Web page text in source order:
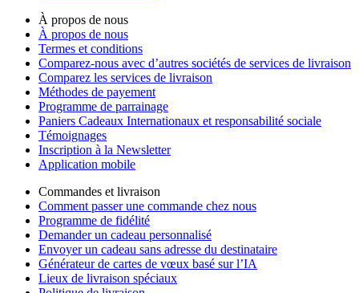
À propos de nous
À propos de nous
Termes et conditions
Comparez-nous avec d’autres sociétés de services de livraison
Comparez les services de livraison
Méthodes de payement
Programme de parrainage
Paniers Cadeaux Internationaux et responsabilité sociale
Témoignages
Inscription à la Newsletter
Application mobile
Commandes et livraison
Comment passer une commande chez nous
Programme de fidélité
Demander un cadeau personnalisé
Envoyer un cadeau sans adresse du destinataire
Générateur de cartes de vœux basé sur l’IA
Lieux de livraison spéciaux